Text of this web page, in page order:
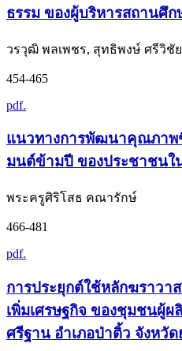
ธรรม ของผู้บริหารสถานศึ
วรวุฒิ พลเพชร, สุทธิพงษ์ ศรีวิชั
454-465
pdf.
แนวทางการพัฒนาคุณภาพ
มนต์ข้ามปี ของประชาชนใ
พระครูศิริโสธ คณารักษ์
466-481
pdf.
การประยุกต์ใช้หลักฆราวา
เพิ่มเศรษฐกิจ ของชุมชนผู้
ศรีฐาน อำเภอป่าติ้ว จังหวัด